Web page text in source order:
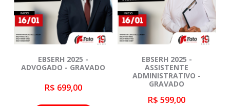
EBSERH 2025 -
ADVOGADO - GRAVADO
R$ 699,00
EBSERH 2025 -
ASSISTENTE
ADMINISTRATIVO -
GRAVADO
R$ 599,00